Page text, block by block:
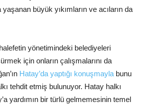
yaşanan büyük yıkımların ve acıların da
yönetimindeki belediyeleri
için onların çalışmalarını da
Hatay’da yaptığı konuşmayla bunu
tehdit etmiş bulunuyor. Hatay halkı
yardımın bir türlü gelmemesinin temel